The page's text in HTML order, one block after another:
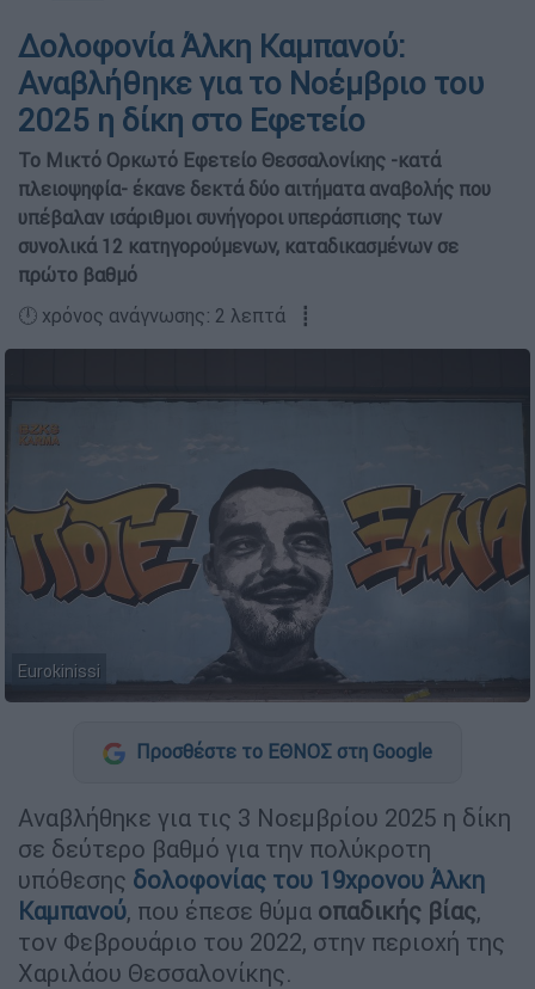
Δολοφονία Άλκη Καμπανού:
Αναβλήθηκε για το Νοέμβριο του
2025 η δίκη στο Εφετείο
Το Μικτό Ορκωτό Εφετείο Θεσσαλονίκης -κατά
πλειοψηφία- έκανε δεκτά δύο αιτήματα αναβολής που
υπέβαλαν ισάριθμοι συνήγοροι υπεράσπισης των
συνολικά 12 κατηγορούμενων, καταδικασμένων σε
πρώτο βαθμό
🕛 χρόνος ανάγνωσης: 2 λεπτά ┋
Eurokinissi
Προσθέστε το ΕΘΝΟΣ στη Google
Αναβλήθηκε για τις 3 Νοεμβρίου 2025 η δίκη
σε δεύτερο βαθμό για την πολύκροτη
υπόθεσης δολοφονίας του 19χρονου Άλκη
Καμπανού, που έπεσε θύμα οπαδικής βίας,
τον Φεβρουάριο του 2022, στην περιοχή της
Χαριλάου Θεσσαλονίκης.